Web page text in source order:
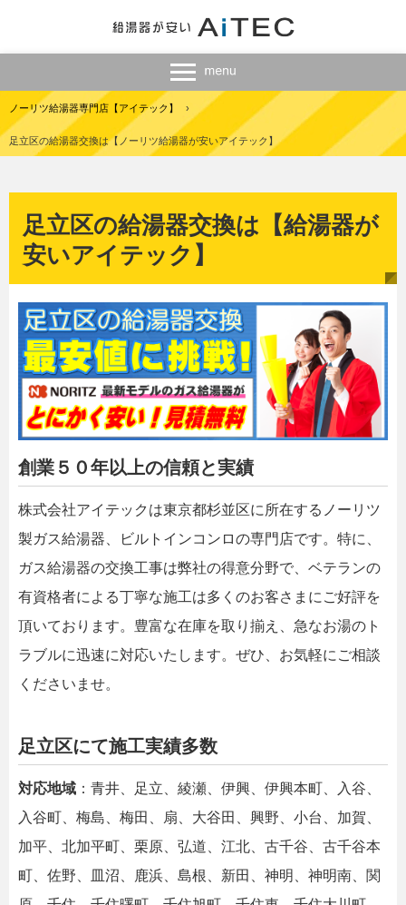
ノーリツ給湯器専門店【アイテック】 ›
足立区の給湯器交換は【ノーリツ給湯器が安いアイテック】
足立区の給湯器交換は【給湯器が
安いアイテック】
創業５０年以上の信頼と実績
株式会社アイテックは東京都杉並区に所在するノーリツ
製ガス給湯器、ビルトインコンロの専門店です。特に、
ガス給湯器の交換工事は弊社の得意分野で、ベテランの
有資格者による丁寧な施工は多くのお客さまにご好評を
頂いております。豊富な在庫を取り揃え、急なお湯のト
ラブルに迅速に対応いたします。ぜひ、お気軽にご相談
くださいませ。
足立区にて施工実績多数
対応地域 ：青井、足立、綾瀬、伊興、伊興本町、入谷、
入谷町、梅島、梅田、扇、大谷田、興野、小台、加賀、
加平、北加平町、栗原、弘道、江北、古千谷、古千谷本
町、佐野、皿沼、鹿浜、島根、新田、神明、神明南、関